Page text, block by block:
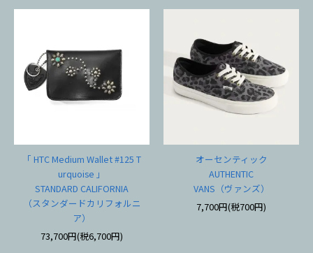
「 HTC Medium Wallet #125 T
urquoise 」
STANDARD CALIFORNIA
（スタンダードカリフォルニ
ア）
73,700円(税6,700円)
オーセンティック
AUTHENTIC
VANS（ヴァンズ）
7,700円(税700円)